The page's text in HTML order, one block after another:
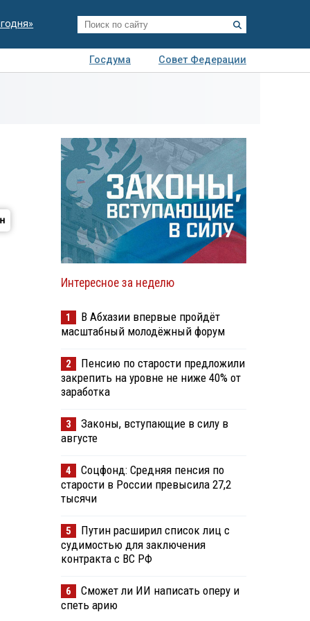
Госдума
Совет Федерации
Интересное за неделю
1
В Абхазии впервые пройдёт
масштабный молодёжный форум
2
Пенсию по старости предложили
закрепить на уровне не ниже 40% от
заработка
3
Законы, вступающие в силу в
августе
4
Соцфонд: Средняя пенсия по
старости в России превысила 27,2
тысячи
5
Путин расширил список лиц с
судимостью для заключения
контракта с ВС РФ
6
Сможет ли ИИ написать оперу и
спеть арию